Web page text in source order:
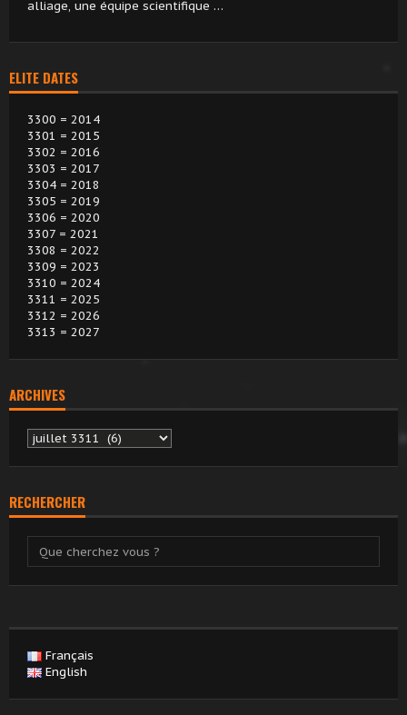
alliage, une équipe scientifique …
ELITE DATES
3300 = 2014
3301 = 2015
3302 = 2016
3303 = 2017
3304 = 2018
3305 = 2019
3306 = 2020
3307 = 2021
3308 = 2022
3309 = 2023
3310 = 2024
3311 = 2025
3312 = 2026
3313 = 2027
ARCHIVES
Archives
RECHERCHER
Français
English